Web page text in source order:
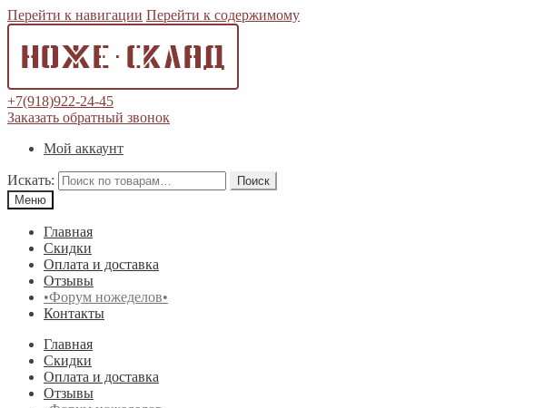
Перейти к навигации Перейти к содержимому
+7(918)922-24-45
Заказать обратный звонок
Мой аккаунт
Искать:
Поиск
Меню
Главная
Скидки
Оплата и доставка
Отзывы
•Форум ножеделов•
Контакты
Главная
Скидки
Оплата и доставка
Отзывы